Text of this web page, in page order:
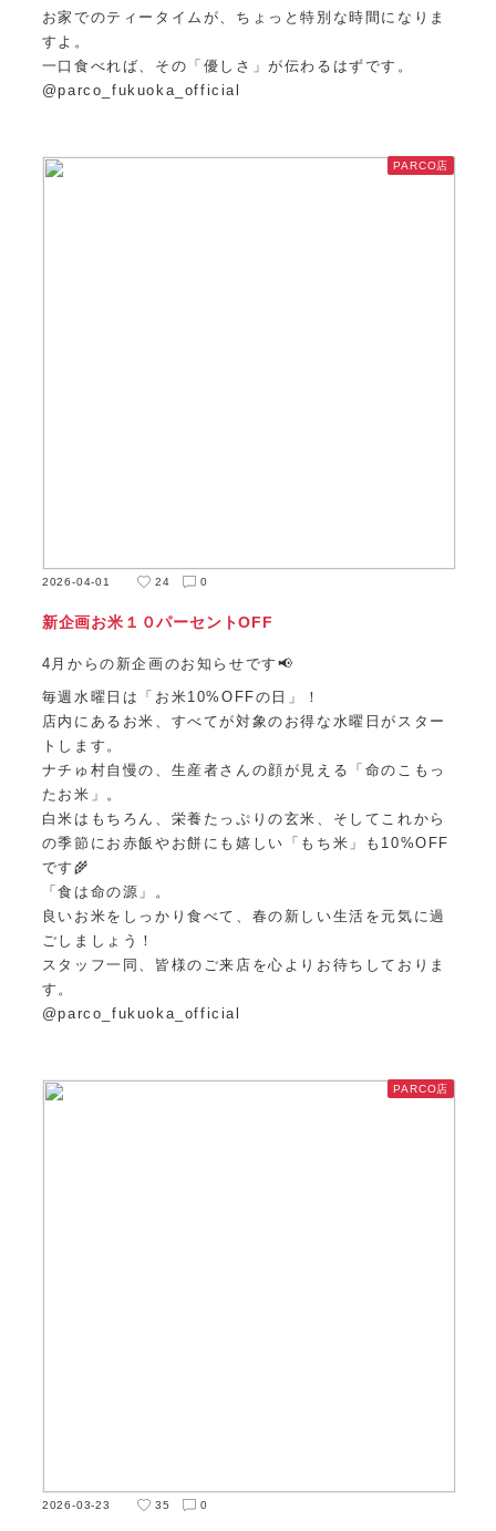
お家でのティータイムが、ちょっと特別な時間になりま
すよ。
一口食べれば、その「優しさ」が伝わるはずです。
@parco_fukuoka_official
PARCO店
2026-04-01 24 0
新企画お米１０パーセントOFF
4月からの新企画のお知らせです📢
毎週水曜日は「お米10%OFFの日」！
店内にあるお米、すべてが対象のお得な水曜日がスター
トします。
ナチゅ村自慢の、生産者さんの顔が見える「命のこもっ
たお米」。
白米はもちろん、栄養たっぷりの玄米、そしてこれから
の季節にお赤飯やお餅にも嬉しい「もち米」も10%OFF
です🌾
「食は命の源」。
良いお米をしっかり食べて、春の新しい生活を元気に過
ごしましょう！
スタッフ一同、皆様のご来店を心よりお待ちしておりま
す。
@parco_fukuoka_official
PARCO店
2026-03-23 35 0